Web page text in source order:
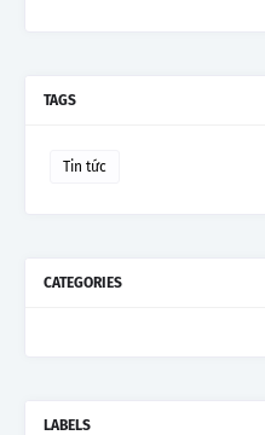
TAGS
Tin tức
CATEGORIES
LABELS